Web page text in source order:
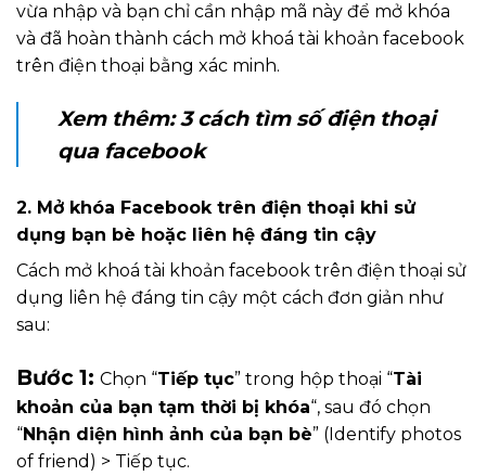
vừa nhập và bạn chỉ cần nhập mã này để mở khóa
và đã hoàn thành cách mở khoá tài khoản facebook
trên điện thoại bằng xác minh.
Xem thêm:3 cách tìm số điện thoại
qua facebook
2. Mở khóa Facebook trên điện thoại khi sử
dụng bạn bè hoặc liên hệ đáng tin cậy
Cách mở khoá tài khoản facebook trên điện thoại sử
dụng liên hệ đáng tin cậy một cách đơn giản như
sau:
Bước 1: Chọn “Tiếp tục” trong hộp thoại “Tài
khoản của bạn tạm thời bị khóa“, sau đó chọn
“Nhận diện hình ảnh của bạn bè” (Identify photos
of friend) > Tiếp tục.